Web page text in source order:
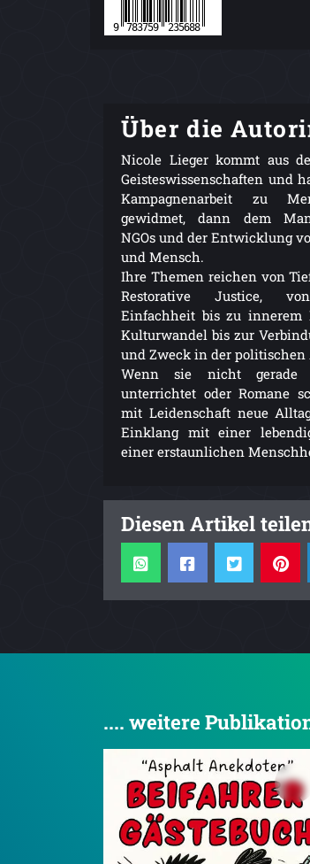
Über die
Nicole Lieger kommt aus
Geistes­wissenschaften und
Kampagnenarbeit zu
gewidmet, dann dem
NGOs und der Entwicklung
und Mensch.
Ihre Themen reichen von
Restorative Justice,
Einfachheit bis zu innerem
Kulturwandel bis zur
und Zweck in der politischen
Wenn sie nicht
unterrichtet oder Romane
mit Leidenschaft neue
Einklang mit einer
einer erstaunlichen
Diesen Artikel
.... weitere